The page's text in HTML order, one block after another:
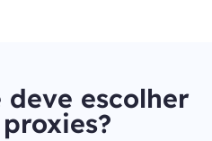
escolher